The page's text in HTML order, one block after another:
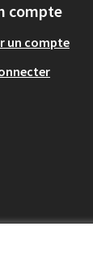
compte
un compte